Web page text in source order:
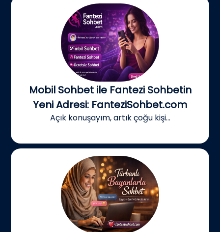
Mobil Sohbet ile Fantezi Sohbetin
Yeni Adresi: FanteziSohbet.com
Açık konuşayım, artık çoğu kişi...